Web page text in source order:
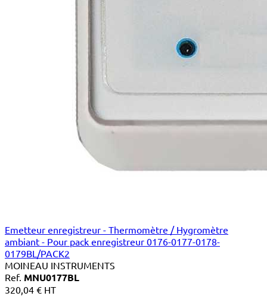
Emetteur enregistreur - Thermomètre / Hygromètre
ambiant - Pour pack enregistreur 0176-0177-0178-
0179BL/PACK2
MOINEAU INSTRUMENTS
Ref. MNU0177BL
320,04 € HT